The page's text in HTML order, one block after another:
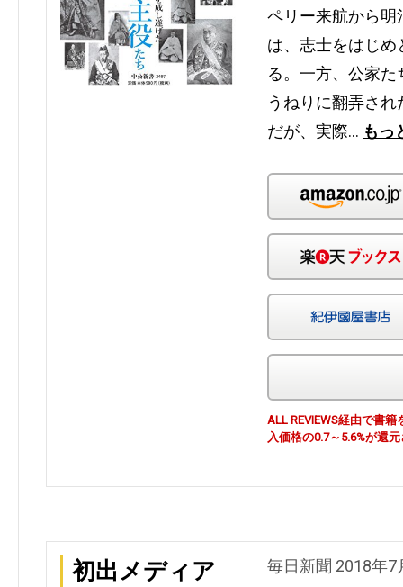
ペリー来航から明
は、志士をはじ
る。一方、公家
うねりに翻弄さ
だが、実際… もっ
ALL REVIEWS経由で書
入価格の0.7～5.6%が還
初出メディア 毎日新聞 2018年7